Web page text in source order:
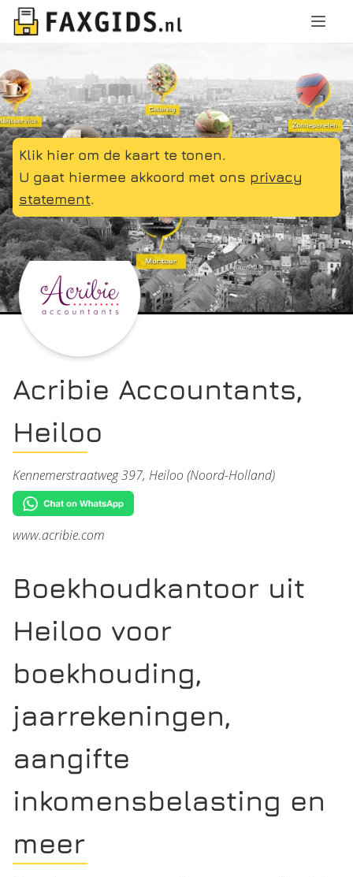
Klik hier om de kaart te tonen.
U gaat hiermee akkoord met ons privacy
statement.
Acribie Accountants,
Heiloo
Kennemerstraatweg 397, Heiloo (Noord-Holland)
www.acribie.com
Boekhoudkantoor uit
Heiloo voor
boekhouding,
jaarrekeningen,
aangifte
inkomensbelasting en
meer